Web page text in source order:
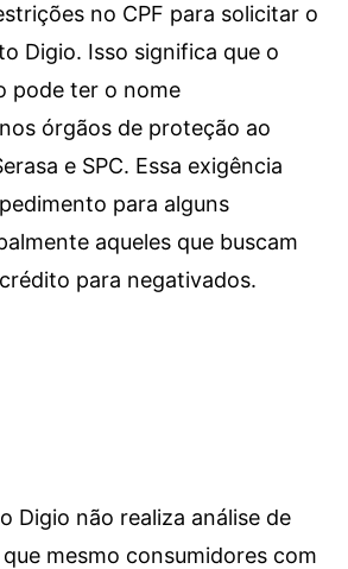
no CPF para solicitar o
Digio. Isso significa que o
pode ter o nome
órgãos de proteção ao
e SPC. Essa exigência
para alguns
aqueles que buscam
para negativados.
Digio não realiza análise de
mesmo consumidores com